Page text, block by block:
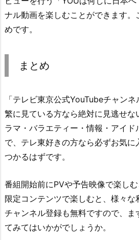
ナル動画を楽しむことができます。
めです。
まとめ
「テレビ東京公式YouTubeチャン
繁に見ている方なら絶対に見逃せな
ラマ・バラエティー・情報・アイド
で、テレ東好きの方なら必ずお気に
つかるはずです。
番組開始前にPVや予告映像で楽し
限定コンテンツで楽しむと、様々な
チャンネル登録も無料ですので、ま
てみてはいかがでしょうか。